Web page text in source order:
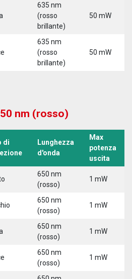
635 nm
(rosso
brillante)
50 mW
635 nm
(rosso
brillante)
50 mW
nm (rosso)
di
Lunghezza
d'onda
Max
potenza
uscita
650 nm
(rosso)
1 mW
650 nm
(rosso)
1 mW
650 nm
(rosso)
1 mW
650 nm
(rosso)
1 mW